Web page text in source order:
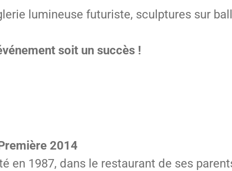
lumineuse futuriste, sculptures sur
soit un succès !
2014
en 1987, dans le restaurant de ses